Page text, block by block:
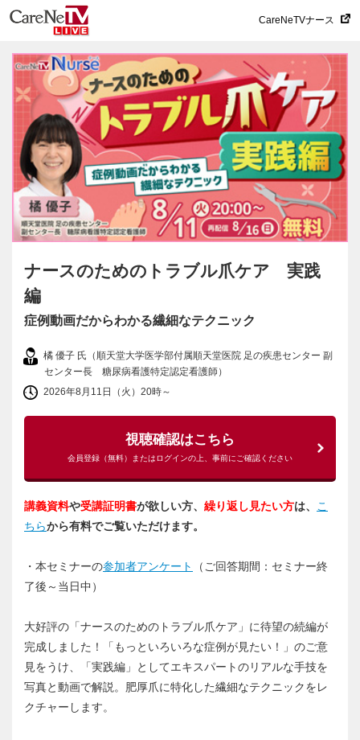
CareNeTVナース
ナースのためのトラブル爪ケア 実践
編
症例動画だからわかる繊細なテクニック
橘 優子 氏（順天堂大学医学部付属順天堂医院 足の疾患センター 副
センター長 糖尿病看護特定認定看護師）
2026年8月11日（火）20時～
視聴確認はこちら
会員登録（無料）またはログインの上、事前にご確認ください
講義資料や受講証明書が欲しい方、 繰り返し見たい方は、 こ
ちらから有料でご覧いただけます。
・本セミナーの参加者アンケート
（ご回答期間：セミナー終
了後～当日中）
大好評の「ナースのためのトラブル爪ケア」に待望の続編が
完成しました！「もっといろいろな症例が見たい！」のご意
見をうけ、「実践編」としてエキスパートのリアルな手技を
写真と動画で解説。肥厚爪に特化した繊細なテクニックをレ
クチャーします。